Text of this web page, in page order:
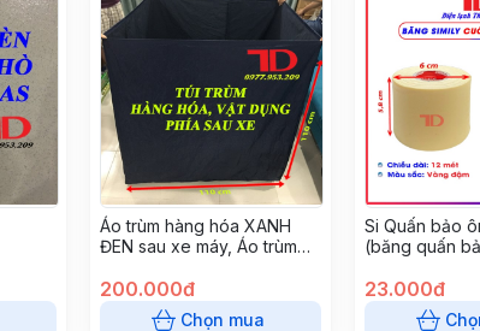
Áo trùm hàng hóa XANH
ĐEN sau xe máy, Áo trùm
100x100cm
200.000đ
Chọn mua
Si Quấn bảo
(băng quấn
(5.8cm), dày
vàng đậm
23.000đ